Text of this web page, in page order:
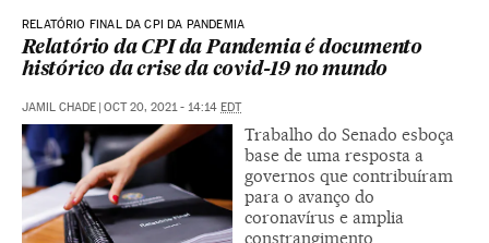
RELATÓRIO FINAL DA CPI DA PANDEMIA
Relatório da CPI da Pandemia é documento
histórico da crise da covid-19 no mundo
JAMIL CHADE | OCT 20, 2021 - 14:14 EDT
Trabalho do Senado esboça
base de uma resposta a
governos que contribuíram
para o avanço do
coronavírus e amplia
constrangimento